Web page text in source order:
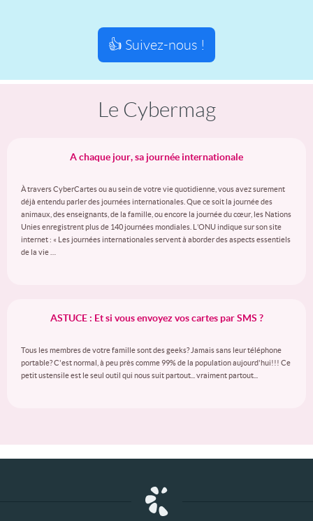
👍 Suivez-nous !
Le Cybermag
A chaque jour, sa journée internationale
À travers CyberCartes ou au sein de votre vie quotidienne, vous avez surement
déjà entendu parler des journées internationales. Que ce soit la journée des
animaux, des enseignants, de la famille, ou encore la journée du cœur, les Nations
Unies enregistrent plus de 140 journées mondiales. L’ONU indique sur son site
internet : « Les journées internationales servent à aborder des aspects essentiels
de la vie …
ASTUCE : Et si vous envoyez vos cartes par SMS ?
Tous les membres de votre famille sont des geeks? Jamais sans leur téléphone
portable? C'est normal, à peu près comme 99% de la population aujourd'hui!!! Ce
petit ustensile est le seul outil qui nous suit partout... vraiment partout...